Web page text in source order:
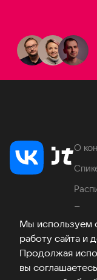
Мы используем
работу сайта и
Продолжая
вы
О